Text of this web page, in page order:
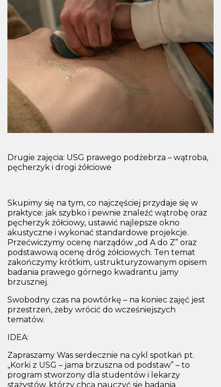
Drugie zajęcia: USG prawego podżebrza – wątroba,
pęcherzyk i drogi żółciowe
Skupimy się na tym, co najczęściej przydaje się w
praktyce: jak szybko i pewnie znaleźć wątrobę oraz
pęcherzyk żółciowy, ustawić najlepsze okno
akustyczne i wykonać standardowe projekcje.
Przećwiczymy ocenę narządów „od A do Z” oraz
podstawową ocenę dróg żółciowych. Ten temat
zakończymy krótkim, ustrukturyzowanym opisem
badania prawego górnego kwadrantu jamy
brzusznej.
Swobodny czas na powtórkę – na koniec zajęć jest
przestrzeń, żeby wrócić do wcześniejszych
tematów.
IDEA:
Zapraszamy Was serdecznie na cykl spotkań pt.
„Korki z USG – jama brzuszna od podstaw” – to
program stworzony dla studentów i lekarzy
stażystów, którzy chcą nauczyć się badania